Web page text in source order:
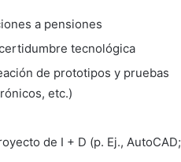
a pensiones
tecnológica
de prototipos y pruebas
etc.)
de I + D (p. Ej., AutoCAD;